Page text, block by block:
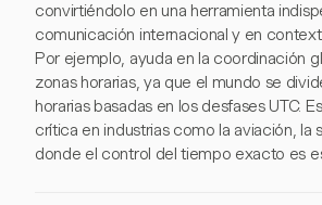
convirtiéndolo en una herramienta
comunicación internacional y en
Por ejemplo, ayuda en la coordinación
zonas horarias, ya que el mundo se
horarias basadas en los desfases UTC.
crítica en industrias como la aviación, la
donde el control del tiempo exacto es